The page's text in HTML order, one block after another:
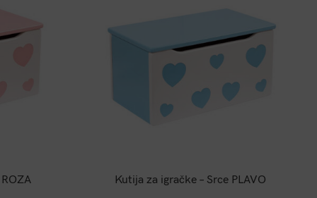
Kutija za igračke – Srce PLAVO